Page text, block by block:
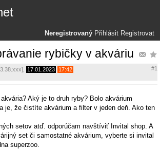
Neregistrovaný Přihlásit Registrovat
rybičky v akváriu
17.01.2023 17:42 #1
Aký je to druh ryby? Bolo akvárium
je, že čistíte akvárium a filter v jeden deň. Ako ten
setov atď. odporúčam navštíviť Invital shop. A
set či samostatné akvárium, vyberte si invital
superzoo.